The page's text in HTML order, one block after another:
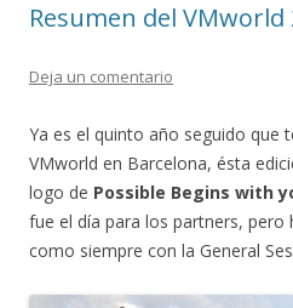
Resumen del VMworld
Deja un comentario
Ya es el quinto año seguido que
VMworld en Barcelona, ésta
logo de Possible Begins with
fue el día para los partners,
como siempre con la General